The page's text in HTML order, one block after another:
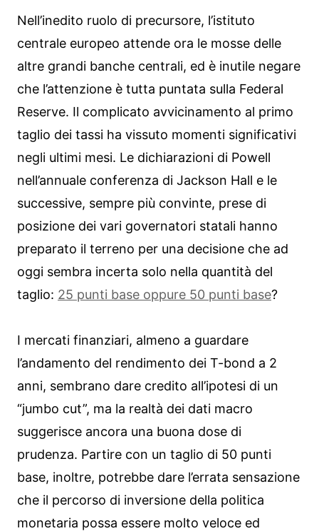
Nell’inedito ruolo di precursore, l’istituto
centrale europeo attende ora le mosse delle
altre grandi banche centrali, ed è inutile negare
che l’attenzione è tutta puntata sulla Federal
Reserve. Il complicato avvicinamento al primo
taglio dei tassi ha vissuto momenti significativi
negli ultimi mesi. Le dichiarazioni di Powell
nell’annuale conferenza di Jackson Hall e le
successive, sempre più convinte, prese di
posizione dei vari governatori statali hanno
preparato il terreno per una decisione che ad
oggi sembra incerta solo nella quantità del
taglio: 25 punti base oppure 50 punti base?
I mercati finanziari, almeno a guardare
l’andamento del rendimento dei T-bond a 2
anni, sembrano dare credito all’ipotesi di un
“jumbo cut”, ma la realtà dei dati macro
suggerisce ancora una buona dose di
prudenza. Partire con un taglio di 50 punti
base, inoltre, potrebbe dare l’errata sensazione
che il percorso di inversione della politica
monetaria possa essere molto veloce ed